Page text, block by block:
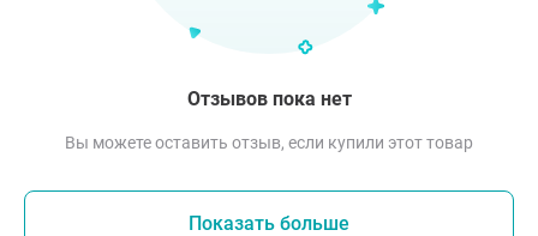
Отзывов пока нет
Вы можете оставить отзыв, если купили этот товар
Показать больше